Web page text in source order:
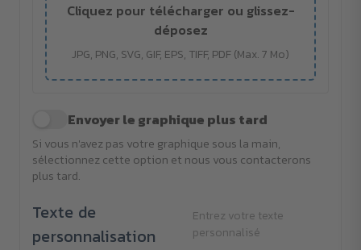
Cliquez pour télécharger ou glissez-
déposez
JPG, PNG, SVG, GIF, EPS, TIFF, PDF (Max. 7 Mo)
Envoyer le graphique plus tard
Si vous n'avez pas votre graphique sous la main,
sélectionnez cette option et nous vous contacterons
plus tard.
Texte de
personnalisation
Entrez votre texte
personnalisé